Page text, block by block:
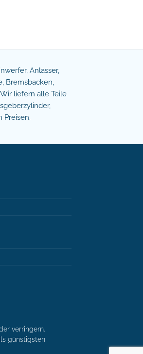
Anlasser,
Bremsbacken,
liefern alle Teile
Preisen.
verringern.
günstigsten